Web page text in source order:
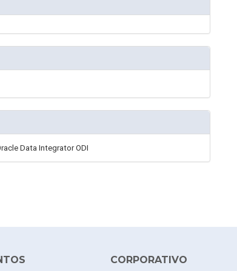
Data Integrator ODI
CORPORATIVO